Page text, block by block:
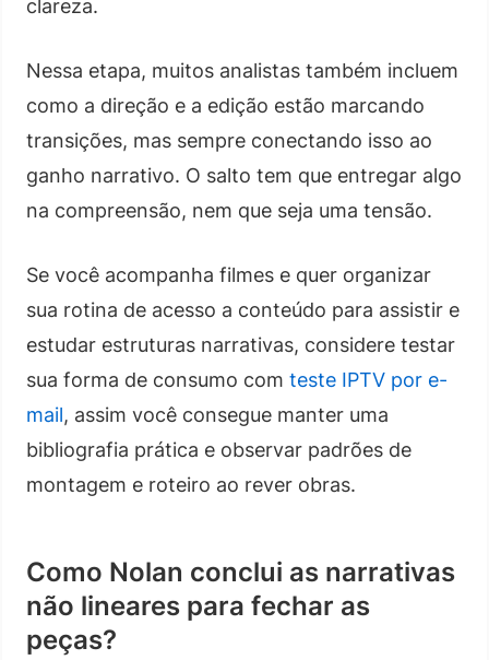
clareza.
Nessa etapa, muitos analistas também incluem
como a direção e a edição estão marcando
transições, mas sempre conectando isso ao
ganho narrativo. O salto tem que entregar algo
na compreensão, nem que seja uma tensão.
Se você acompanha filmes e quer organizar
sua rotina de acesso a conteúdo para assistir e
estudar estruturas narrativas, considere testar
sua forma de consumo com teste IPTV por e-
mail, assim você consegue manter uma
bibliografia prática e observar padrões de
montagem e roteiro ao rever obras.
Como Nolan conclui as narrativas
não lineares para fechar as
peças?